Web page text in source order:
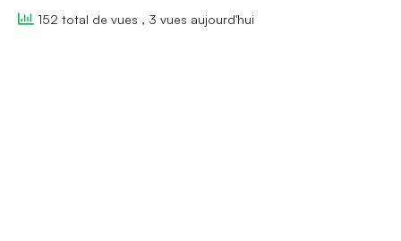
152 total de vues , 3 vues aujourd'hui